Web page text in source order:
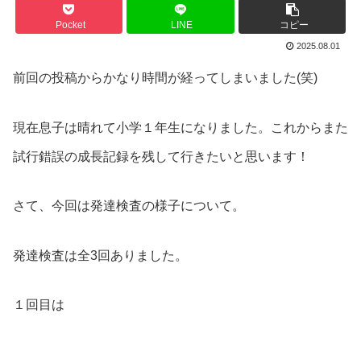
Pocket LINE コピー
2025.08.01
前回の投稿からかなり時間が経ってしまいました(笑)
現在息子は晴れて小学１年生になりました。これからまた
試行錯誤の成長記録を残して行きたいと思います！
さて、今回は発達検査の様子について。
発達検査は全3回ありました。
１回目は